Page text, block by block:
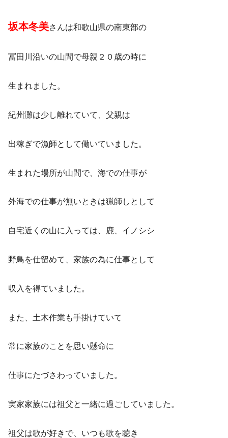
坂本冬美さんは和歌山県の南東部の
冨田川沿いの山間で母親２０歳の時に
生まれました。
紀州灘は少し離れていて、父親は
出稼ぎで漁師として働いていました。
生まれた場所が山間で、海での仕事が
外海での仕事が無いときは猟師しとして
自宅近くの山に入っては、鹿、イノシシ
野鳥を仕留めて、家族の為に仕事として
収入を得ていました。
また、土木作業も手掛けていて
常に家族のことを思い懸命に
仕事にたづさわっていました。
実家家族には祖父と一緒に過ごしていました。
祖父は歌が好きで、いつも歌を聴き